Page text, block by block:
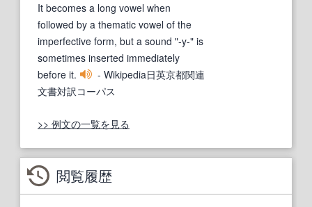
It becomes a long vowel when
followed by a thematic vowel of the
imperfective form, but a sound "-y-" is
sometimes inserted immediately
before it.
- Wikipedia日英京都関連
文書対訳コーパス
>> 例文の一覧を見る
閲覧履歴